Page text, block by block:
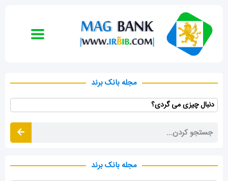
محتوا
مجله بانک برند
دنبال چیزی می گردی؟
جستجو
کردن
کردن
مجله بانک برند